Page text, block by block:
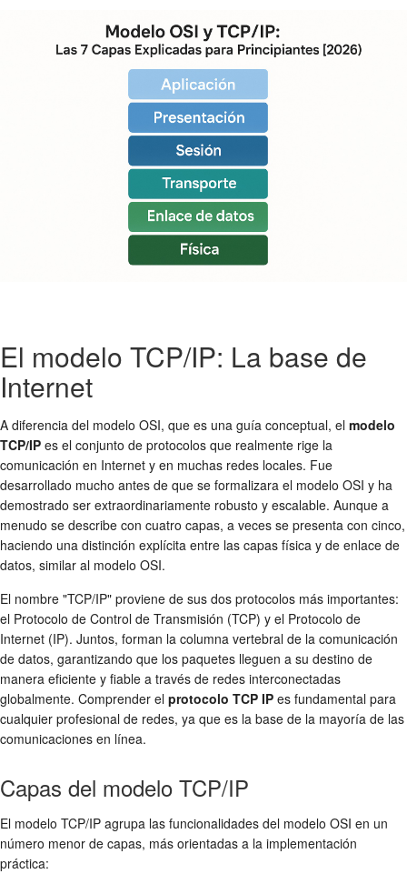
El modelo TCP/IP: La base de
Internet
A diferencia del modelo OSI, que es una guía conceptual, el modelo
TCP/IP es el conjunto de protocolos que realmente rige la
comunicación en Internet y en muchas redes locales. Fue
desarrollado mucho antes de que se formalizara el modelo OSI y ha
demostrado ser extraordinariamente robusto y escalable. Aunque a
menudo se describe con cuatro capas, a veces se presenta con cinco,
haciendo una distinción explícita entre las capas física y de enlace de
datos, similar al modelo OSI.
El nombre "TCP/IP" proviene de sus dos protocolos más importantes:
el Protocolo de Control de Transmisión (TCP) y el Protocolo de
Internet (IP). Juntos, forman la columna vertebral de la comunicación
de datos, garantizando que los paquetes lleguen a su destino de
manera eficiente y fiable a través de redes interconectadas
globalmente. Comprender el protocolo TCP IP es fundamental para
cualquier profesional de redes, ya que es la base de la mayoría de las
comunicaciones en línea.
Capas del modelo TCP/IP
El modelo TCP/IP agrupa las funcionalidades del modelo OSI en un
número menor de capas, más orientadas a la implementación
práctica: